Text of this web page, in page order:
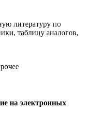
литературу по
таблицу аналогов,
на электронных